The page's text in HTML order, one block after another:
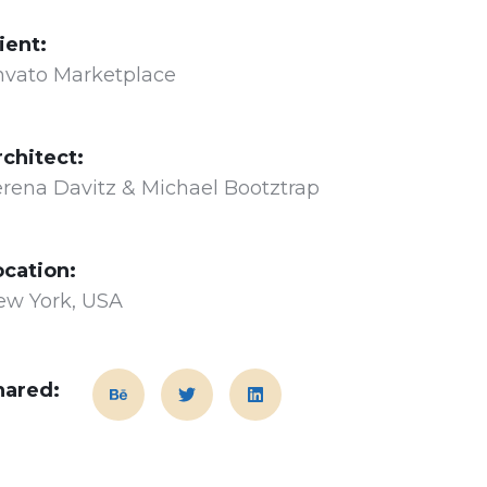
Marketplace
Davitz & Michael Bootztrap
York, USA